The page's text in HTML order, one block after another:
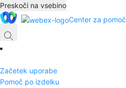
Preskoči na vsebino
Center za pomoč
Začetek uporabe
Pomoč po izdelku